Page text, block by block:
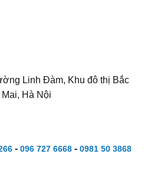
Linh Đàm, Khu đô thị Bắc
Hà Nội
- 096 727 6668- 0981 50 3868